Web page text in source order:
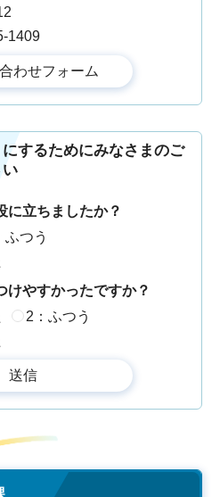
1409
するためにみなさまのご
に立ちましたか？
ふつう
けやすかったですか？
2：ふつう